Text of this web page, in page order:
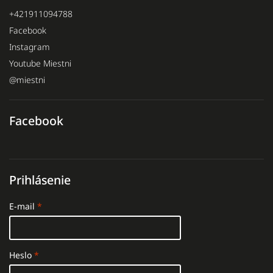
+421911094788
Facebook
Instagram
Youtube Miestni
@miestni
Facebook
Prihlásenie
E-mail
Heslo